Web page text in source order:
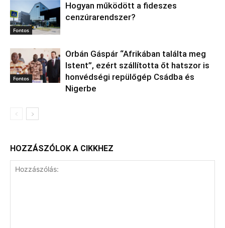
Fontos
Hogyan működött a fideszes
cenzúrarendszer?
Fontos
Orbán Gáspár “Afrikában találta meg
Istent”, ezért szállította őt hatszor is
honvédségi repülőgép Csádba és
Nigerbe
HOZZÁSZÓLOK A CIKKHEZ